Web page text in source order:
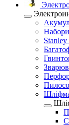
Набори